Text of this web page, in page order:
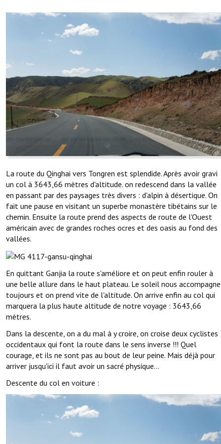
La route du Qinghai vers Tongren est splendide. Après avoir gravi
un col à 3643,66 mètres d'altitude. on redescend dans la vallée
en passant par des paysages très divers : d'alpin à désertique. On
fait une pause en visitant un superbe monastère tibétains sur le
chemin. Ensuite la route prend des aspects de route de l'Ouest
américain avec de grandes roches ocres et des oasis au fond des
vallées.
En quittant Ganjia la route s'améliore et on peut enfin rouler à
une belle allure dans le haut plateau. Le soleil nous accompagne
toujours et on prend vite de l'altitude. On arrive enfin au col qui
marquera la plus haute altitude de notre voyage : 3643,66
mètres.
Dans la descente, on a du mal à y croire, on croise deux cyclistes
occidentaux qui font la route dans le sens inverse !!! Quel
courage, et ils ne sont pas au bout de leur peine. Mais déjà pour
arriver jusqu'ici il faut avoir un sacré physique…
Descente du col en voiture :